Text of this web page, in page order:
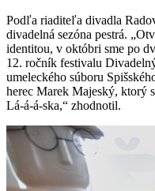
Podľa riaditeľa divadla
divadelná sezóna pestrá.
identitou, v októbri sme po
12. ročník festivalu
umeleckého súboru
herec Marek Majeský, ktorý
Lá-á-á-ska,“ zhodnotil.